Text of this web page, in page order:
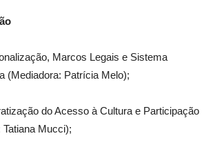
Marcos Legais e Sistema
(Mediadora: Patrícia Melo);
do Acesso à Cultura e Participação
Mucci);